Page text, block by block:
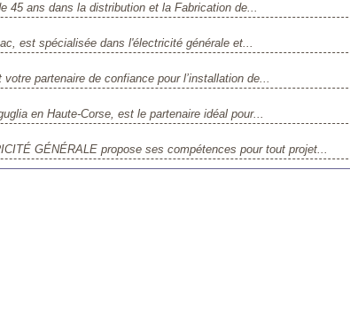
45 ans dans la distribution et la Fabrication de...
est spécialisée dans l'électricité générale et...
partenaire de confiance pour l’installation de...
en Haute-Corse, est le partenaire idéal pour...
GÉNÉRALE propose ses compétences pour tout projet...